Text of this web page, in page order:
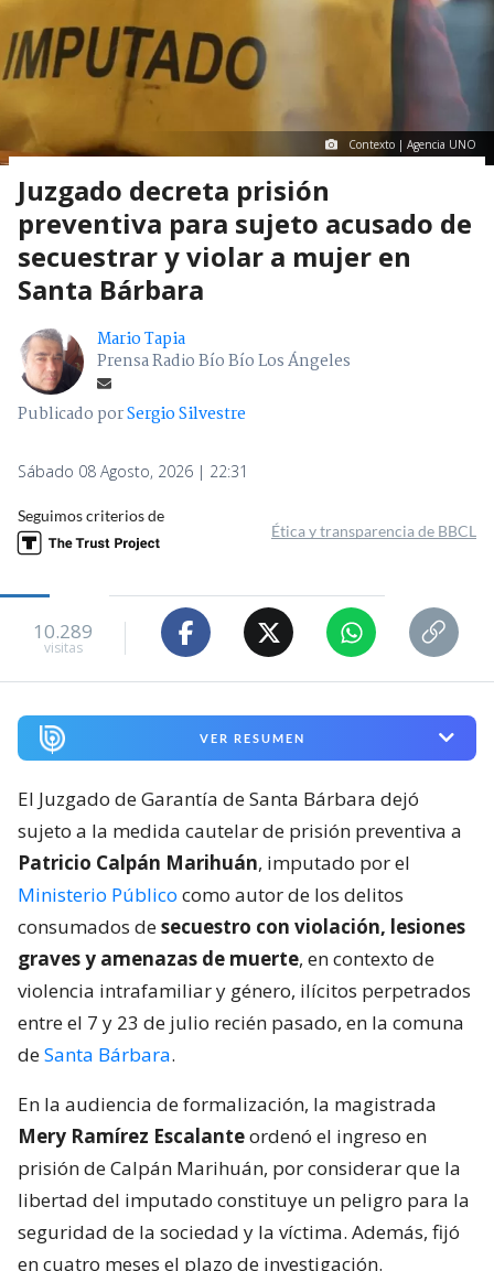
Contexto | Agencia UNO
Juzgado decreta prisión
preventiva para sujeto acusado de
secuestrar y violar a mujer en
Santa Bárbara
Mario Tapia
Prensa Radio Bío Bío Los Ángeles
Publicado porSergio Silvestre
Sábado 08 Agosto, 2026 | 22:31
Seguimos criterios de
Ética y transparencia de BBCL
10.289
visitas
VER RESUMEN
El Juzgado de Garantía de Santa Bárbara dejó
sujeto a la medida cautelar de prisión preventiva a
Patricio Calpán Marihuán, imputado por el
Ministerio Público como autor de los delitos
consumados desecuestro con violación, lesiones
graves y amenazas de muerte, en contexto de
violencia intrafamiliar y género, ilícitos perpetrados
entre el 7 y 23 de julio recién pasado, en la comuna
deSanta Bárbara.
En la audiencia de formalización, la magistrada
Mery Ramírez Escalanteordenó el ingreso en
prisión de Calpán Marihuán, por considerar que la
libertad del imputado constituye un peligro para la
seguridad de la sociedad y la víctima. Además, fijó
en cuatro meses el plazo de investigación.